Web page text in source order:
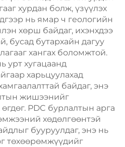
хурдан болж, үзүүлэх
нь ямар ч геологийн
хөрш байдаг, ихэнхдээ
бусад бутархайн дагуу
хангах боломжтой.
урт хугацаанд
харьцуулахад
байдаг, энэ
жишээнийг
PDC бурлалтын арга
хөдөлгөөнтэй
бууруулдаг, энэ нь
төхөөрөмжүүдийг